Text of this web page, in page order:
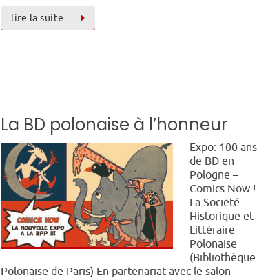
lire la suite…
La BD polonaise à l’honneur
Expo: 100 ans
de BD en
Pologne –
Comics Now !
La Société
Historique et
Littéraire
Polonaise
(Bibliothèque
Polonaise de Paris) En partenariat avec le salon